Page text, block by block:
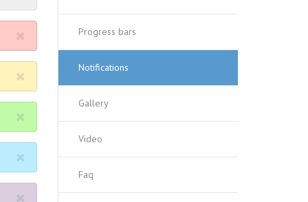
Progress bars
Notifications
Gallery
Video
Faq